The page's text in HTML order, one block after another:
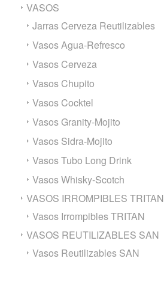
VASOS
Jarras Cerveza Reutilizables
Vasos Agua-Refresco
Vasos Cerveza
Vasos Chupito
Vasos Cocktel
Vasos Granity-Mojito
Vasos Sidra-Mojito
Vasos Tubo Long Drink
Vasos Whisky-Scotch
VASOS IRROMPIBLES TRITAN
Vasos Irrompibles TRITAN
VASOS REUTILIZABLES SAN
Vasos Reutilizables SAN